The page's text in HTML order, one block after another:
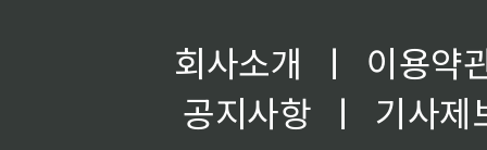
회사소개 ㅣ
이용약
공지사항
ㅣ
기사제